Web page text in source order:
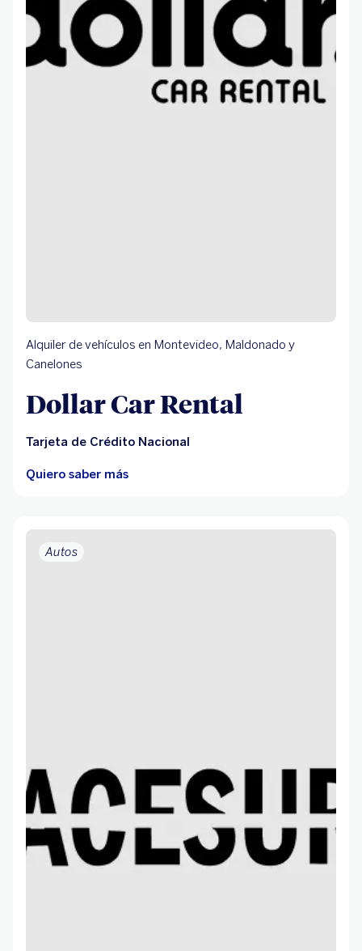
Alquiler de vehículos en Montevideo, Maldonado y
Canelones
Dollar Car Rental
Tarjeta de Crédito Nacional
Quiero saber más
Autos